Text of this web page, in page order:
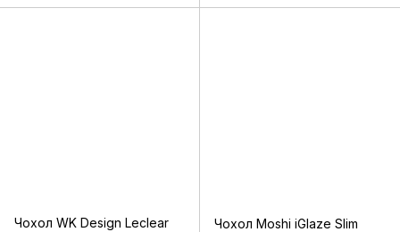
Чохол WK Design Leclear
Чохол Moshi iGlaze Slim